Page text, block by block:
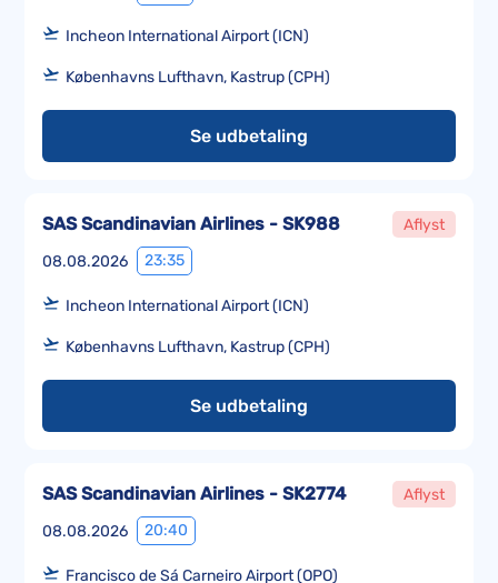
Incheon International Airport (ICN)
Københavns Lufthavn, Kastrup (CPH)
Se udbetaling
08.08.2026 23:35
SAS Scandinavian Airlines - SK988 Aflyst
Incheon International Airport (ICN)
Københavns Lufthavn, Kastrup (CPH)
Se udbetaling
08.08.2026 20:40
SAS Scandinavian Airlines - SK2774 Aflyst
Francisco de Sá Carneiro Airport (OPO)